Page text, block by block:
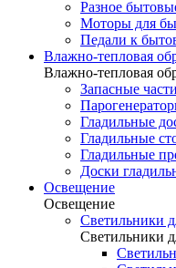
Разное
Моторы для
Педали к
Влажно-тепловая
Влажно-тепловая
Запасные
Гладильные
Гладильные
Гладильные
Доски
Освещение
Освещение
Светильники
Светильники